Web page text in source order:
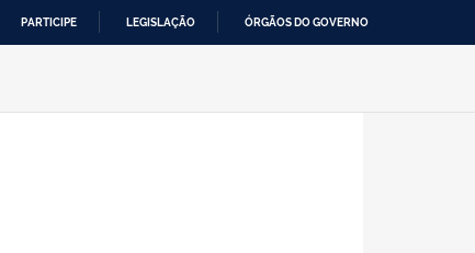
PARTICIPE LEGISLAÇÃO ÓRGÃOS DO GOVERNO